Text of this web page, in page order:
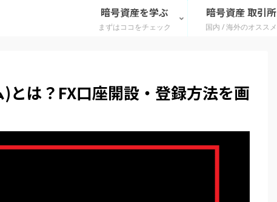
暗号資産を学ぶ
まずはココをチェック
暗号資産 取引所
国内 / 海外のオススメ
は？FX口座開設・登録方法を画